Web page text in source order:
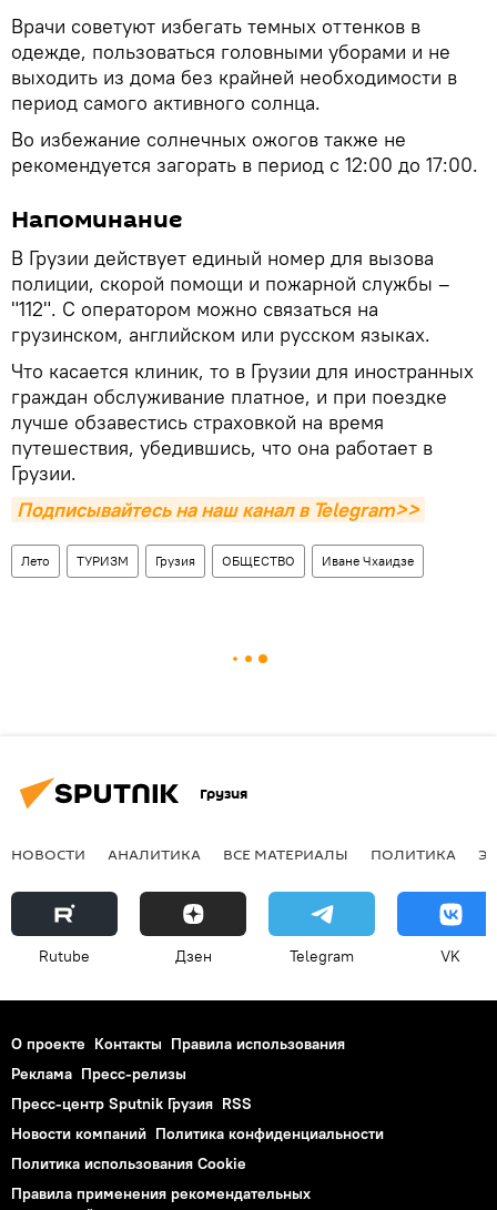
Врачи советуют избегать темных оттенков в
одежде, пользоваться головными уборами и не
выходить из дома без крайней необходимости в
период самого активного солнца.
Во избежание солнечных ожогов также не
рекомендуется загорать в период с 12:00 до 17:00.
Напоминание
В Грузии действует единый номер для вызова
полиции, скорой помощи и пожарной службы –
"112". С оператором можно связаться на
грузинском, английском или русском языках.
Что касается клиник, то в Грузии для иностранных
граждан обслуживание платное, и при поездке
лучше обзавестись страховкой на время
путешествия, убедившись, что она работает в
Грузии.
Подписывайтесь на наш канал в Telegram>>
Лето ТУРИЗМ Грузия ОБЩЕСТВО Иване Чхаидзе
Грузия
НОВОСТИ АНАЛИТИКА ВСЕ МАТЕРИАЛЫ ПОЛИТИКА
Rutube Дзен Telegram VK
О проекте Контакты Правила использования
Реклама Пресс-релизы
Пресс-центр Sputnik Грузия RSS
Новости компаний Политика конфиденциальности
Политика использования Cookie
Правила применения рекомендательных